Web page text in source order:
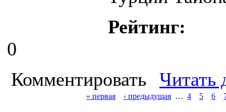
Рейтинг:
0
Комментировать
Читать
« первая ‹ предыдущая … 4 5 6